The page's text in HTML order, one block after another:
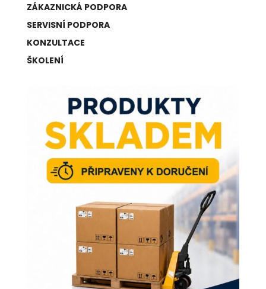
ZÁKAZNICKÁ PODPORA
SERVISNÍ PODPORA
KONZULTACE
ŠKOLENÍ